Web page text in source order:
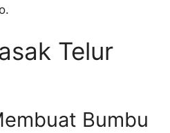
Telur
Bumbu